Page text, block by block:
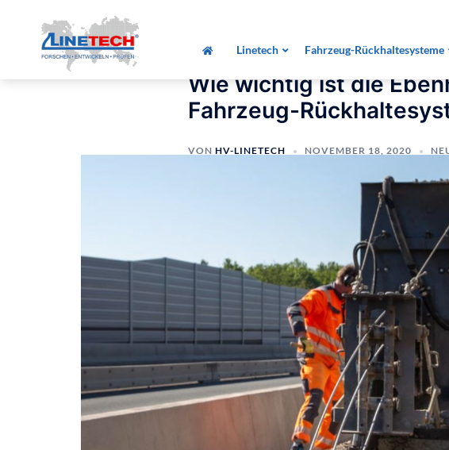
springen
Linetech Fahrzeug-Rückhaltesysteme
Startseite
Wie wichtig ist die
Fahrzeug-
VON HV-LINETECH NOVEMBER 18, 2020